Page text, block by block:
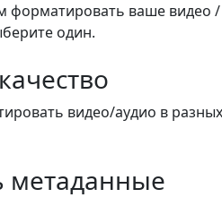
форматировать ваше видео
один.
видео/аудио в
метаданные